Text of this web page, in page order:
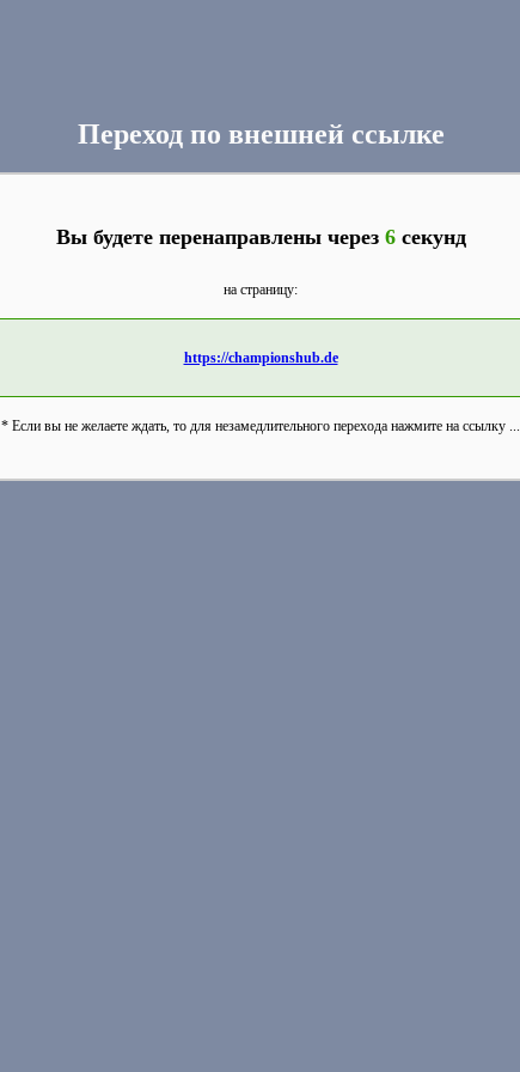
Переход по внешней ссылке
Вы будете перенаправлены через 6секунд
на страницу:
https://championshub.de
* Если вы не желаете ждать, то для незамедлительного перехода нажмите на ссылку ...